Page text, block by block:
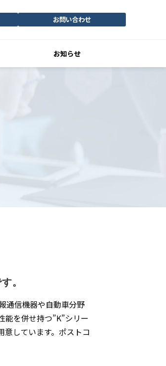
お問い合わせ
お知らせ
。
通信機器や自動車分野
能を併せ持つ”K”シリー
しています。ポストコ